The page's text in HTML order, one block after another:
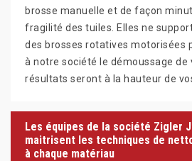
brosse manuelle et de façon
fragilité des tuiles. Elles ne
des brosses rotatives motorisées
à notre société le démoussage de
résultats seront à la hauteur de
Les équipes de la société Zigler
maitrisent les techniques de
à chaque matériau